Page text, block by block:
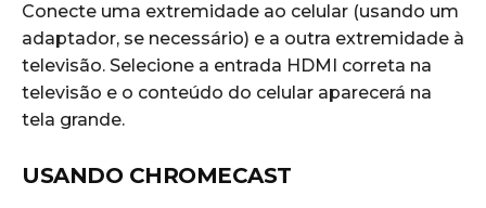
Conecte uma extremidade ao celular (usando um
adaptador, se necessário) e a outra extremidade à
televisão. Selecione a entrada HDMI correta na
televisão e o conteúdo do celular aparecerá na
tela grande.
USANDO CHROMECAST